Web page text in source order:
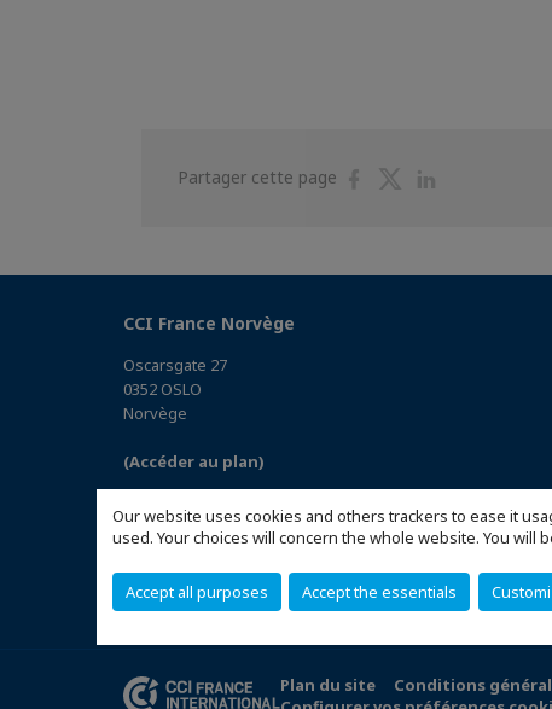
Our website uses cookies and others trackers to ease it
used. Your choices will concern the whole website. You
Accept all purposes Accept the essentials
Partager cette page
PartagerPartager
CCI France Norvège
Oscarsgate 27
0352 OSLO
Norvège
(Accéder au plan)
Plan du site Conditions